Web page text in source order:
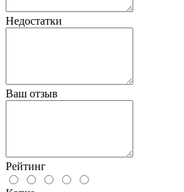
Недостатки
Ваш отзыв
Рейтинг